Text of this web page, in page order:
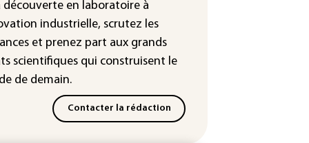
dans les prochains jours en
découverte en laboratoire à
industrielle, scrutez les
et prenez part aux grands
scientifiques qui construisent le
de demain.
Contacter la rédaction